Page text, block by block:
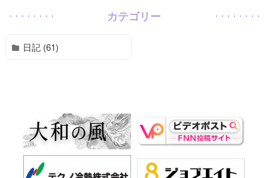
カテゴリー
日記 (61)